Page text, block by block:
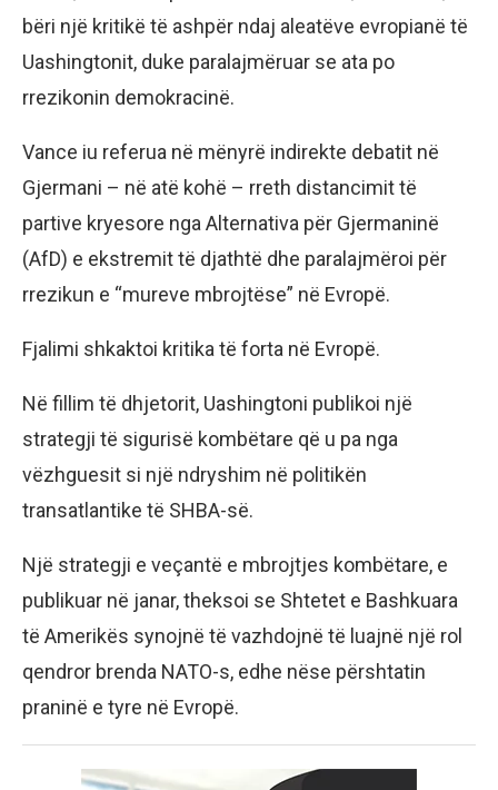
bëri ​​një kritikë të ashpër ndaj aleatëve evropianë të
Uashingtonit, duke paralajmëruar se ata po
rrezikonin demokracinë.
Vance iu referua në mënyrë indirekte debatit në
Gjermani – në atë kohë – rreth distancimit të
partive kryesore nga Alternativa për Gjermaninë
(AfD) e ekstremit të djathtë dhe paralajmëroi për
rrezikun e “mureve mbrojtëse” në Evropë.
Fjalimi shkaktoi kritika të forta në Evropë.
Në fillim të dhjetorit, Uashingtoni publikoi një
strategji të sigurisë kombëtare që u pa nga
vëzhguesit si një ndryshim në politikën
transatlantike të SHBA-së.
Një strategji e veçantë e mbrojtjes kombëtare, e
publikuar në janar, theksoi se Shtetet e Bashkuara
të Amerikës synojnë të vazhdojnë të luajnë një rol
qendror brenda NATO-s, edhe nëse përshtatin
praninë e tyre në Evropë.